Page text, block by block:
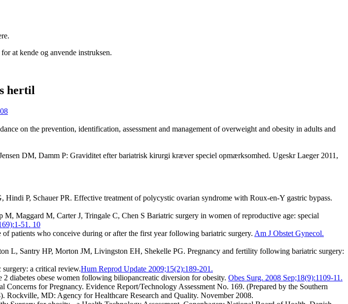
at kende og anvende instruksen.
hertil
on the prevention, identification, assessment and management of overweight and obesity in adults and
DM, Damm P: Graviditet efter bariatrisk kirurgi kræver speciel opmærksomhed. Ugeskr Laeger 2011,
P, Schauer PR. Effective treatment of polycystic ovarian syndrome with Roux-en-Y gastric bypass.
Maggard M, Carter J, Tringale C, Chen S Bariatric surgery in women of reproductive age: special
51. 10
patients who conceive during or after the first year following bariatric surgery. Am J Obstet Gynecol.
Santry HP, Morton JM, Livingston EH, Shekelle PG. Pregnancy and fertility following bariatric surgery:
a critical review.Hum Reprod Update 2009;15(2):189-201.
diabetes obese women following biliopancreatic diversion for obesity. Obes Surg. 2008 Sep;18(9):1109-11.
for Pregnancy. Evidence Report/Technology Assessment No. 169. (Prepared by the Southern
Rockville, MD: Agency for Healthcare Research and Quality. November 2008.